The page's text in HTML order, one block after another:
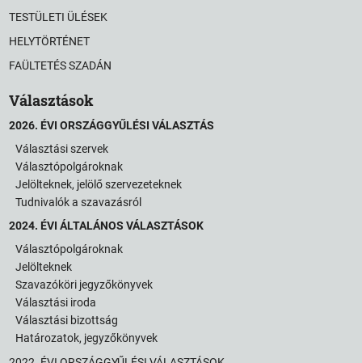
TESTÜLETI ÜLÉSEK
HELYTÖRTÉNET
FAÜLTETÉS SZADÁN
Választások
2026. ÉVI ORSZÁGGYŰLÉSI VÁLASZTÁS
Választási szervek
Választópolgároknak
Jelölteknek, jelölő szervezeteknek
Tudnivalók a szavazásról
2024. ÉVI ÁLTALÁNOS VÁLASZTÁSOK
Választópolgároknak
Jelölteknek
Szavazóköri jegyzőkönyvek
Választási iroda
Választási bizottság
Határozatok, jegyzőkönyvek